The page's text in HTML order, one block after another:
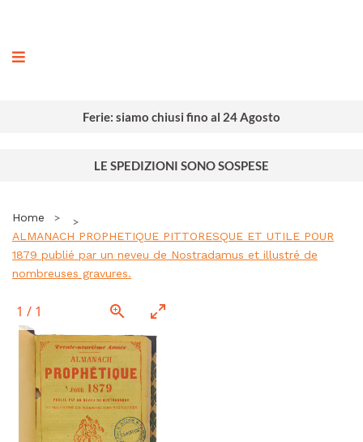
Ferie: siamo chiusi fino al 24 Agosto
LE SPEDIZIONI SONO SOSPESE
Home
ALMANACH PROPHETIQUE PITTORESQUE ET UTILE POUR
1879 publié par un neveu de Nostradamus et illustré de
nombreuses gravures.
1 / 1